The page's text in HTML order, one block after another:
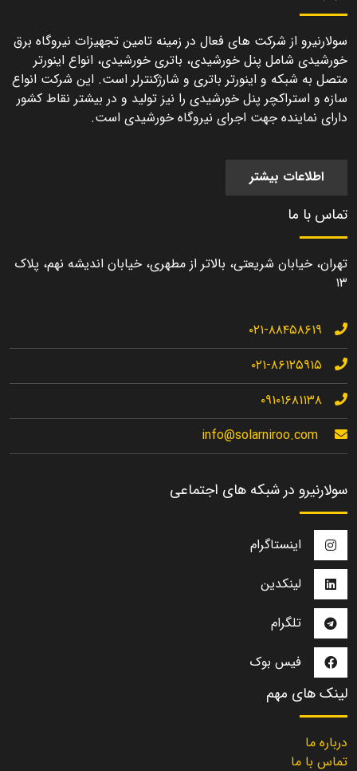
سولارنیرو از شرکت های فعال در زمینه تامین تجهیزات نیروگاه برق
خورشیدی شامل پنل خورشیدی، باتری خورشیدی، انواع اینورتر
متصل به شبکه و اینورتر باتری و شارژکنترلر است. این شرکت انواع
سازه و استراکچر پنل خورشیدی را نیز تولید و در بیشتر نقاط کشور
دارای نماینده جهت اجرای نیروگاه خورشیدی است.
اطلاعات بیشتر
تماس با ما
تهران، خیابان شریعتی، بالاتر از مطهری، خیابان اندیشه نهم، پلاک
۱۳
۰۲۱-۸۸۴۵۸۶۱۹
۰۲۱-۸۶۱۲۵۹۱۵
۰۹۱۰۱۶۸۱۱۳۸
info@solarniroo.com
سولارنیرو در شبکه های اجتماعی
اینستاگرام
لینکدین
تلگرام
فیس بوک
لینک های مهم
درباره ما
تماس با ما